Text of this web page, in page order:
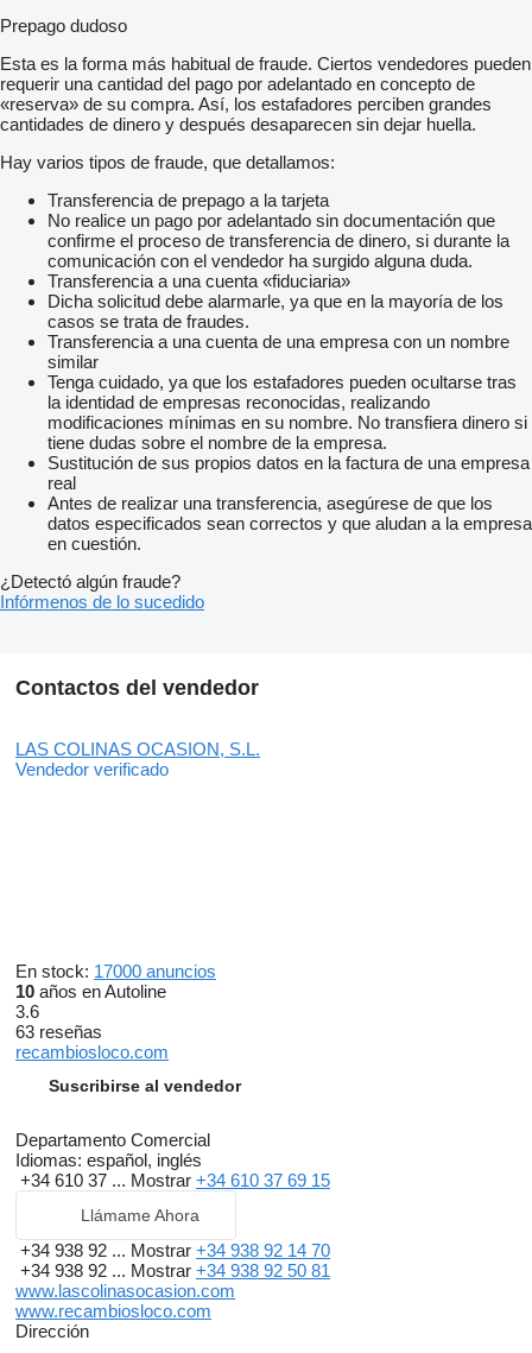
Prepago dudoso
Esta es la forma más habitual de fraude. Ciertos vendedores pueden
requerir una cantidad del pago por adelantado en concepto de
«reserva» de su compra. Así, los estafadores perciben grandes
cantidades de dinero y después desaparecen sin dejar huella.
Hay varios tipos de fraude, que detallamos:
Transferencia de prepago a la tarjeta
No realice un pago por adelantado sin documentación que
confirme el proceso de transferencia de dinero, si durante la
comunicación con el vendedor ha surgido alguna duda.
Transferencia a una cuenta «fiduciaria»
Dicha solicitud debe alarmarle, ya que en la mayoría de los
casos se trata de fraudes.
Transferencia a una cuenta de una empresa con un nombre
similar
Tenga cuidado, ya que los estafadores pueden ocultarse tras
la identidad de empresas reconocidas, realizando
modificaciones mínimas en su nombre. No transfiera dinero si
tiene dudas sobre el nombre de la empresa.
Sustitución de sus propios datos en la factura de una empresa
real
Antes de realizar una transferencia, asegúrese de que los
datos especificados sean correctos y que aludan a la empresa
en cuestión.
¿Detectó algún fraude?
Infórmenos de lo sucedido
Contactos del vendedor
LAS COLINAS OCASION, S.L.
Vendedor verificado
En stock: 17000 anuncios
10 años en Autoline
3.6
63 reseñas
recambiosloco.com
Suscribirse al vendedor
Departamento Comercial
Idiomas: español, inglés
+34 610 37 ... Mostrar +34 610 37 69 15
Llámame Ahora
+34 938 92 ... Mostrar +34 938 92 14 70
+34 938 92 ... Mostrar +34 938 92 50 81
www.lascolinasocasion.com
www.recambiosloco.com
Dirección